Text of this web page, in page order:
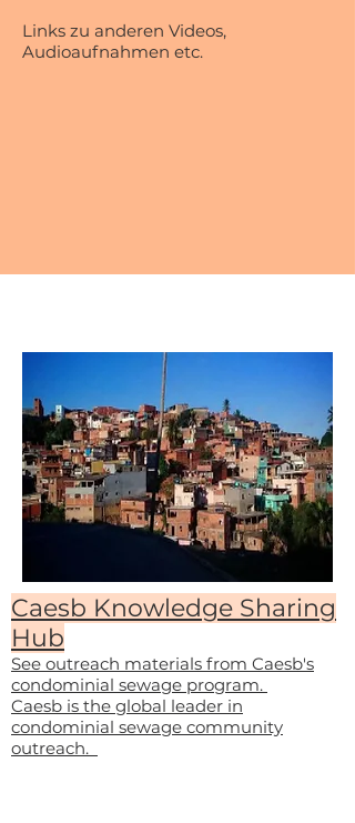
Links zu anderen Videos,
Audioaufnahmen etc.
Caesb Knowledge Sharing
Hub
See outreach materials from Caesb's
condominial sewage program.
Caesb is the global leader in
condominial sewage community
outreach.